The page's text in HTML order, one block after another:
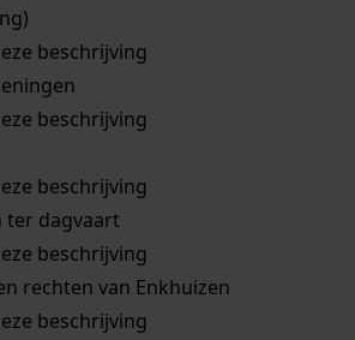
beschrijving
beschrijving
beschrijving
ter dagvaart
beschrijving
rechten van Enkhuizen
beschrijving